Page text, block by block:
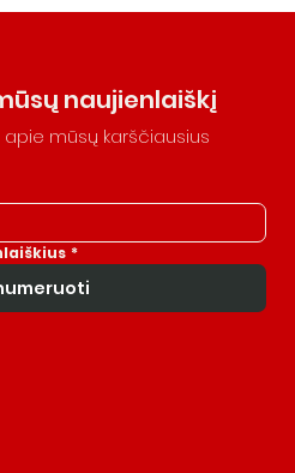
naujienlaiškį
apie mūsų karščiausius
*